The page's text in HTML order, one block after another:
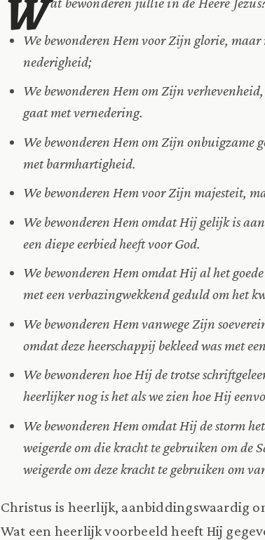
We bewonderen Hem voor Zijn glorie,
nederigheid;
We bewonderen Hem om Zijn
gaat met vernedering.
We bewonderen Hem om Zijn onbuigzame
met barmhartigheid.
We bewonderen Hem voor Zijn majesteit,
We bewonderen Hem omdat Hij gelijk is
een diepe eerbied heeft voor God.
We bewonderen Hem omdat Hij al het
met een verbazingwekkend geduld om het
We bewonderen Hem vanwege Zijn
omdat deze heerschappij bekleed was met
We bewonderen hoe Hij de trotse
heerlijker nog is het als we zien hoe Hij
We bewonderen Hem omdat Hij de storm
weigerde om die kracht te gebruiken om de
weigerde om deze kracht te gebruiken om
Christus is heerlijk, aanbiddingswaardig
Wat een heerlijk voorbeeld heeft Hij